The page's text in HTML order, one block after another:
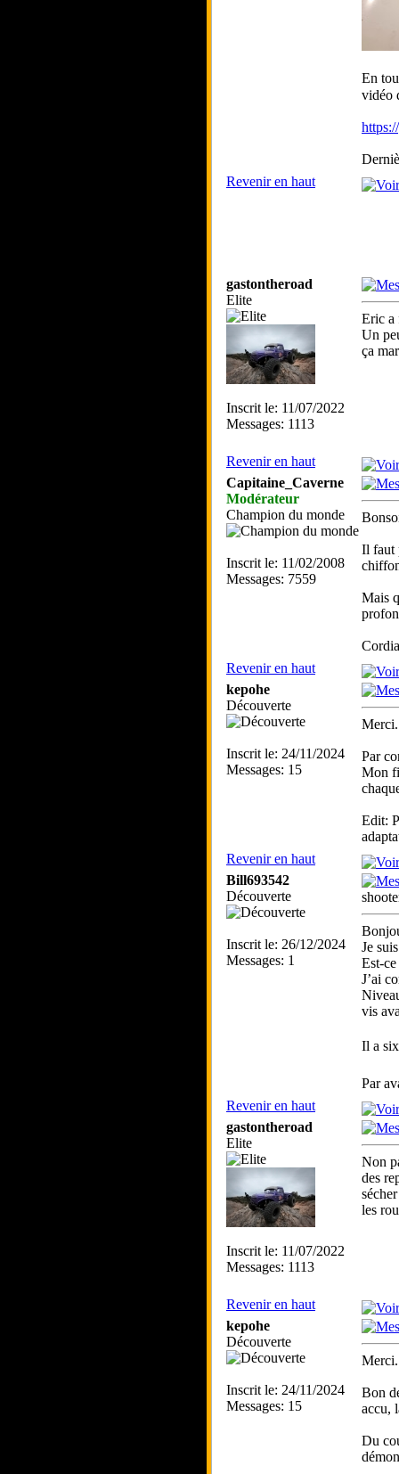
En
vidéo
Revenir en haut
gastontheroad
Elite
Inscrit le: 11/07/2022
Messages: 1113
Eric a
Un
ça
Revenir en haut
Capitaine_Caverne
Modérateur
Champion du monde
Inscrit le: 11/02/2008
Messages: 7559
Il faut
Mais
Revenir en haut
kepohe
Découverte
Inscrit le: 24/11/2024
Messages: 15
Merci.
Par
Mon
Edit:
Revenir en haut
Bill693542
Découverte
Inscrit le: 26/12/2024
Messages: 1
Je
Est-
J’ai
vis
Il a
Par
Revenir en haut
gastontheroad
Elite
Inscrit le: 11/07/2022
Messages: 1113
Non
des
les
Revenir en haut
kepohe
Découverte
Inscrit le: 24/11/2024
Messages: 15
Merci.
Bon
accu,
Du